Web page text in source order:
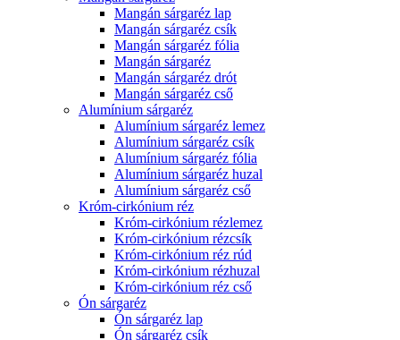
Mangán sárgaréz lap
Mangán sárgaréz csík
Mangán sárgaréz fólia
Mangán sárgaréz
Mangán sárgaréz drót
Mangán sárgaréz cső
Alumínium sárgaréz
Alumínium sárgaréz lemez
Alumínium sárgaréz csík
Alumínium sárgaréz fólia
Alumínium sárgaréz huzal
Alumínium sárgaréz cső
Króm-cirkónium réz
Króm-cirkónium rézlemez
Króm-cirkónium rézcsík
Króm-cirkónium réz rúd
Króm-cirkónium rézhuzal
Króm-cirkónium réz cső
Ón sárgaréz
Ón sárgaréz lap
Ón sárgaréz csík